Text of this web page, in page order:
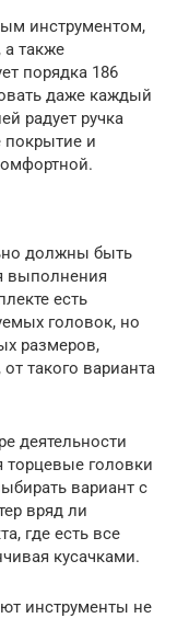
инструментом,
а также
порядка 186
даже каждый
радует ручка
покрытие и
должны быть
выполнения
есть
головок, но
размеров,
такого варианта
деятельности
торцевые головки
вариант с
вряд ли
где есть все
кусачками.
инструменты не